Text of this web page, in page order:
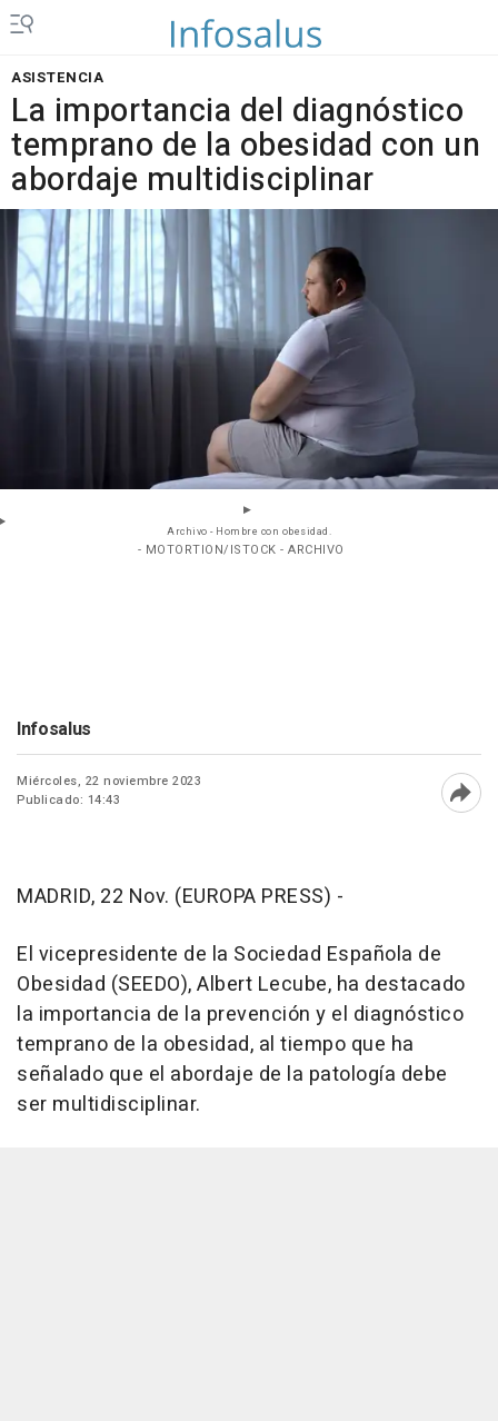
ASISTENCIA
La importancia del diagnóstico
temprano de la obesidad con un
abordaje multidisciplinar
Archivo - Hombre con obesidad.
- MOTORTION/ISTOCK - ARCHIVO
Infosalus
Miércoles, 22 noviembre 2023
Publicado: 14:43
MADRID, 22 Nov. (EUROPA PRESS) -
El vicepresidente de la Sociedad Española de
Obesidad (SEEDO), Albert Lecube, ha destacado
la importancia de la prevención y el diagnóstico
temprano de la obesidad, al tiempo que ha
señalado que el abordaje de la patología debe
ser multidisciplinar.